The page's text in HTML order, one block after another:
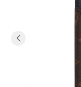
Previous